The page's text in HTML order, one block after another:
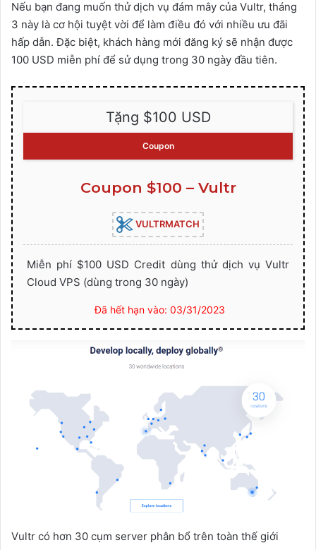
Nếu bạn đang muốn thử dịch vụ đám mây của Vultr, tháng
3 này là cơ hội tuyệt vời để làm điều đó với nhiều ưu đãi
hấp dẫn. Đặc biệt, khách hàng mới đăng ký sẽ nhận được
100 USD miễn phí để sử dụng trong 30 ngày đầu tiên.
Tặng $100 USD
Coupon
Coupon $100 – Vultr
VULTRMATCH
Miễn phí $100 USD Credit dùng thử dịch vụ Vultr
Cloud VPS (dùng trong 30 ngày)
Đã hết hạn vào: 03/31/2023
Vultr có hơn 30 cụm server phân bổ trên toàn thế giới